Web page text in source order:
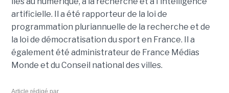
artificielle. Il a été rapporteur de la loi de
programmation pluriannuelle de la recherche et de
la loi de démocratisation du sport en France. Il a
également été administrateur de France Médias
Monde et du Conseil national des villes.
Article rédigé par